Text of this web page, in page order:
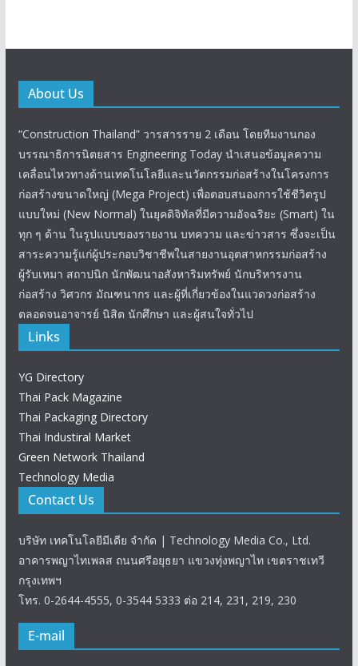
About Us
“Construction Thailand” วารสารราย 2 เดือน โดยทีมงานกอง
บรรณาธิการนิตยสาร Engineering Today นำเสนอข้อมูลความ
เคลื่อนไหวทางด้านเทคโนโลยีและนวัตกรรมก่อสร้างในโครงการ
ก่อสร้างขนาดใหญ่ (Mega Project) เพื่อตอบสนองการใช้ชีวิตรูป
แบบใหม่ (New Normal) ในยุคดิจิทัลที่มีความอัจฉริยะ (Smart) ใน
ทุก ๆ ด้าน ในรูปแบบของรายงาน บทความ และข่าวสาร ซึ่งจะเป็น
สาระความรู้แก่ผู้ประกอบวิชาชีพในสายงานอุตสาหกรรมก่อสร้าง
ผู้รับเหมา สถาปนิก นักพัฒนาอสังหาริมทรัพย์ นักบริหารงาน
ก่อสร้าง วิศวกร มัณฑนากร และผู้ที่เกี่ยวข้องในแวดวงก่อสร้าง
ตลอดจนอาจารย์ นิสิต นักศึกษา และผู้สนใจทั่วไป
Links
YG Directory
Thai Pack Magazine
Thai Packaging Directory
Thai Industiral Market
Green Network Thailand
Technology Media
Contact Us
บริษัท เทคโนโลยีมีเดีย จำกัด | Technology Media Co., Ltd.
อาคารพญาไทเพลส ถนนศรีอยุธยา แขวงทุ่งพญาไท เขตราชเทวี
กรุงเทพฯ
โทร. 0-2644-4555, 0-3544 5333 ต่อ 214, 231, 219, 230
E-mail